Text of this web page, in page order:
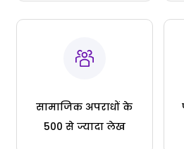
सामाजिक अपराधों के
500 से ज्यादा लेख